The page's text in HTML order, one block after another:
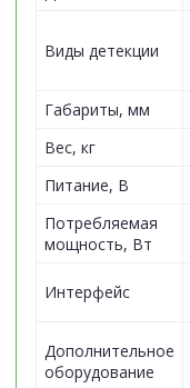
Виды детекции
Габариты, мм
Вес, кг
Питание, В
Потребляемая
мощность, Вт
Интерфейс
Дополнительное
оборудование